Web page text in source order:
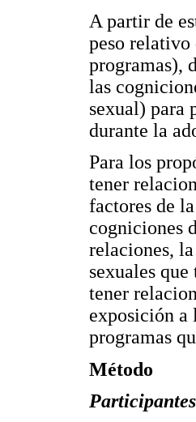
A partir de
peso
programas),
las
sexual) para
durante la
Para los
tener
factores de
cogniciones
relaciones,
sexuales
tener
exposición a
programas
Método
Participantes